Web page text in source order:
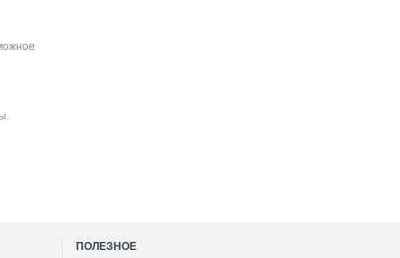
ПОЛЕЗНОЕ